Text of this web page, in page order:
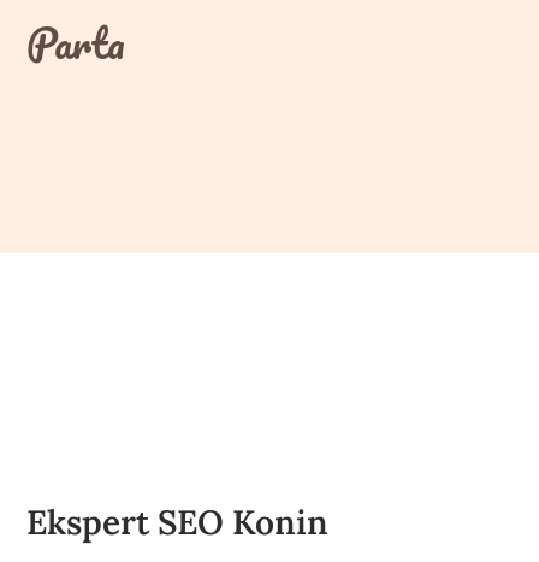
contentParta
Ekspert SEO Konin